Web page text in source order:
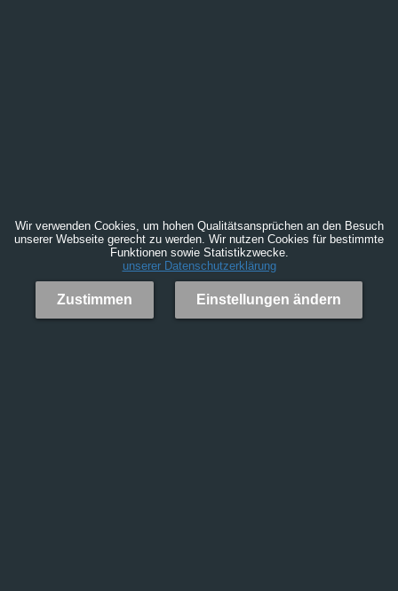
Wir verwenden Cookies, um hohen Qualitätsansprüchen an den Besuch
unserer Webseite gerecht zu werden. Wir nutzen Cookies für bestimmte
Funktionen sowie Statistikzwecke.
unserer Datenschutzerklärung
Zustimmen Einstellungen ändern